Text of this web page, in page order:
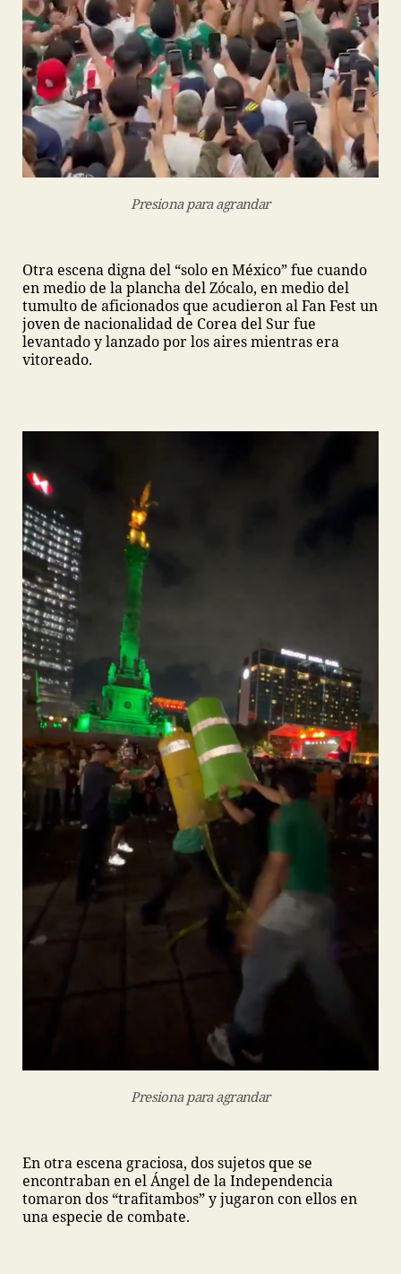
Presiona para agrandar
Otra escena digna del “solo en México” fue cuando
en medio de la plancha del Zócalo, en medio del
tumulto de aficionados que acudieron al Fan Fest un
joven de nacionalidad de Corea del Sur fue
levantado y lanzado por los aires mientras era
vitoreado.
Presiona para agrandar
En otra escena graciosa, dos sujetos que se
encontraban en el Ángel de la Independencia
tomaron dos “trafitambos” y jugaron con ellos en
una especie de combate.